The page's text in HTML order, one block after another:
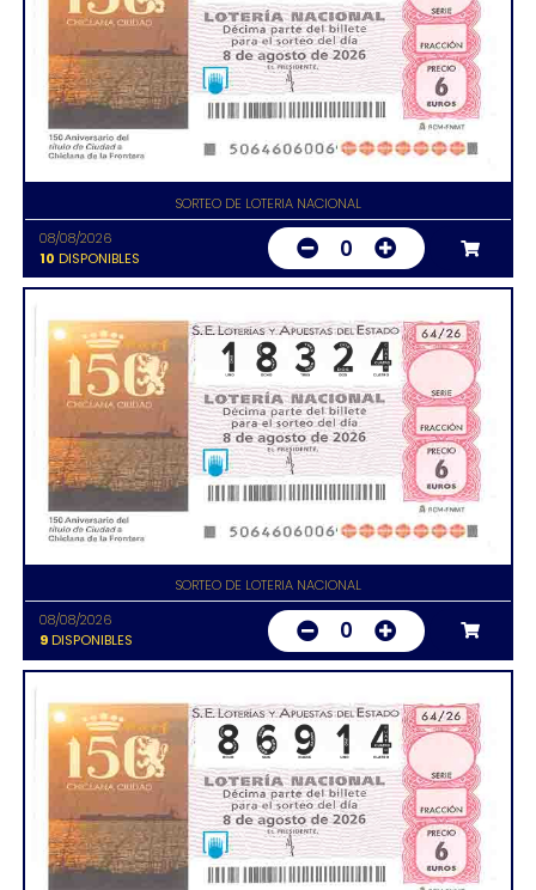
SORTEO DE LOTERIA NACIONAL
08/08/2026
10 DISPONIBLES 0
SORTEO DE LOTERIA NACIONAL
08/08/2026
9DISPONIBLES 0